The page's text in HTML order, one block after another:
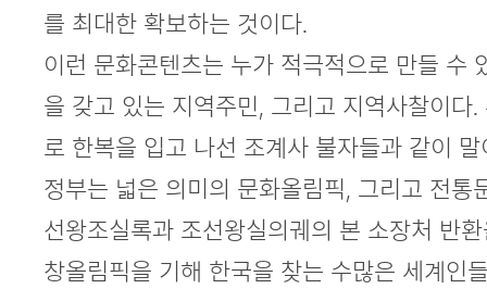
를 최대한 확보하는 것이다.
이런 문화콘텐츠는 누가 적극적으로 만들 수
을 갖고 있는 지역주민, 그리고 지역사찰이다
로 한복을 입고 나선 조계사 불자들과 같이 말
정부는 넓은 의미의 문화올림픽, 그리고 전통
선왕조실록과 조선왕실의궤의 본 소장처 반
창올림픽을 기해 한국을 찾는 수많은 세계인